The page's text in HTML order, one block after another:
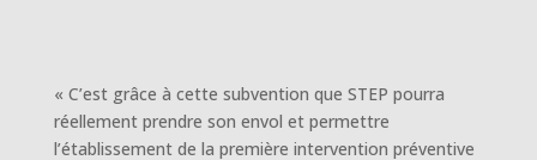
« C’est grâce à cette subvention que STEP pourra
réellement prendre son envol et permettre
l’établissement de la première intervention préventive